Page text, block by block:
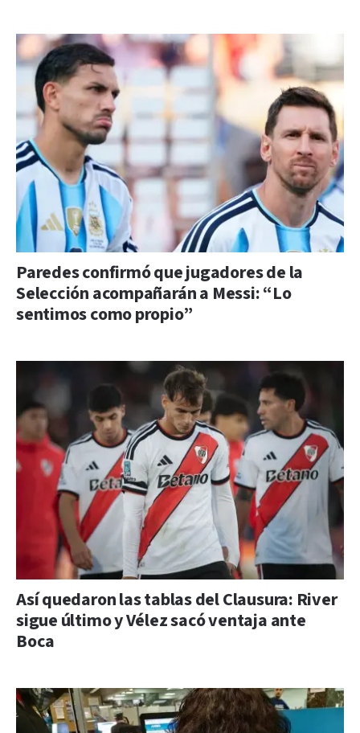
Paredes confirmó que jugadores de la
Selección acompañarán a Messi: “Lo
sentimos como propio”
Así quedaron las tablas del Clausura: River
sigue último y Vélez sacó ventaja ante
Boca